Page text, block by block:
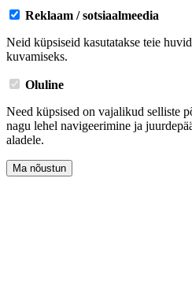
Reklaam / sotsiaalmeedia
Neid küpsiseid kasutatakse teie
kuvamiseks.
Oluline
Need küpsised on vajalikud selliste
nagu lehel navigeerimine ja
aladele.
Ma nõustun